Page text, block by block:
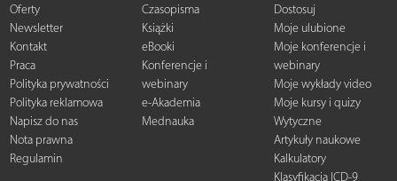
Oferty
Newsletter
Kontakt
Praca
Polityka prywatności
Polityka reklamowa
Napisz do nas
Nota prawna
Regulamin
Czasopisma
Książki
eBooki
Konferencje i
webinary
e-Akademia
Mednauka
Dostosuj
Moje ulubione
Moje konferencje i
webinary
Moje wykłady video
Moje kursy i quizy
Wytyczne
Artykuły naukowe
Kalkulatory
Klasyfikacja ICD-9